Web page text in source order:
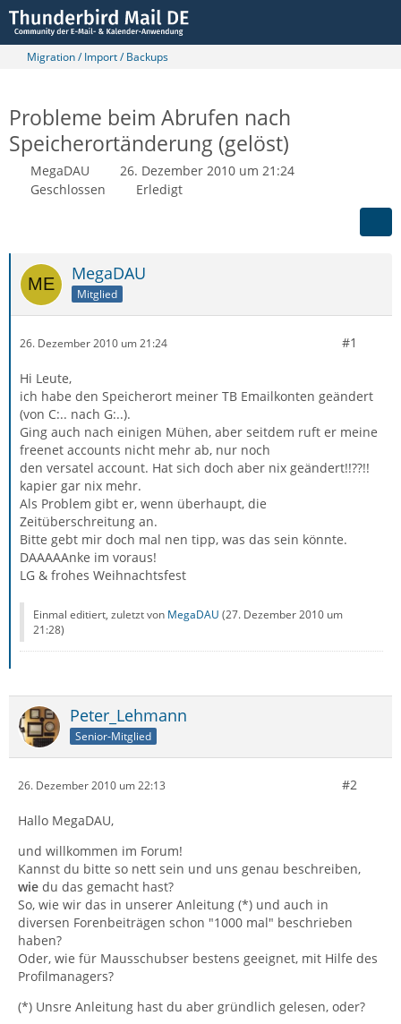
Migration / Import / Backups
Probleme beim Abrufen nach
Speicherortänderung (gelöst)
MegaDAU
26. Dezember 2010 um 21:24
Geschlossen
Erledigt
MegaDAU
Mitglied
26. Dezember 2010 um 21:24 #1
Hi Leute,
ich habe den Speicherort meiner TB Emailkonten geändert
(von C:.. nach G:..).
Ging auch nach einigen Mühen, aber seitdem ruft er meine
freenet accounts nicht mehr ab, nur noch
den versatel account. Hat sich doch aber nix geändert!!??!!
kapier gar nix mehr.
Als Problem gibt er, wenn überhaupt, die
Zeitüberschreitung an.
Bitte gebt mir doch mal nen tipp, was das sein könnte.
DAAAAAnke im voraus!
LG & frohes Weihnachtsfest
Einmal editiert, zuletzt von MegaDAU (27. Dezember 2010 um
21:28)
Peter_Lehmann
Senior-Mitglied
26. Dezember 2010 um 22:13 #2
Hallo MegaDAU,
und willkommen im Forum!
Kannst du bitte so nett sein und uns genau beschreiben,
wie du das gemacht hast?
So, wie wir das in unserer Anleitung (*) und auch in
diversen Forenbeiträgen schon "1000 mal" beschrieben
haben?
Oder, wie für Mausschubser bestens geeignet, mit Hilfe des
Profilmanagers?
(*) Unsre Anleitung hast du aber gründlich gelesen, oder?